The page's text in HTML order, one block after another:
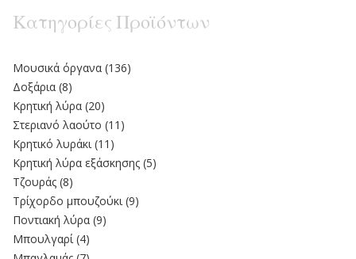
Κατηγορίες Προϊόντων
Moυσικά όργανα (136)
Δοξάρια (8)
Κρητική λύρα (20)
Στεριανό λαούτο (11)
Kρητικό λυράκι (11)
Κρητική λύρα εξάσκησης (5)
Τζουράς (8)
Τρίχορδο μπουζούκι (9)
Ποντιακή λύρα (9)
Μπουλγαρί (4)